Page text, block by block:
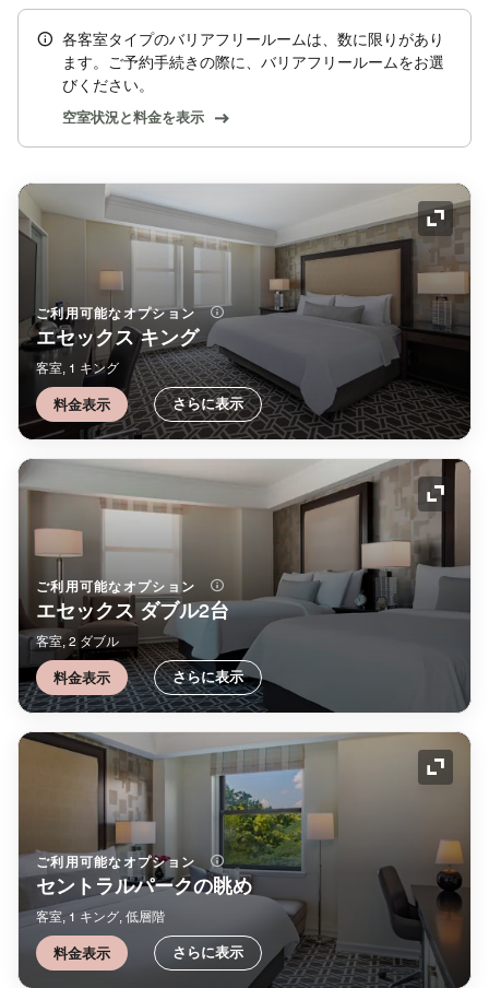
各客室タイプのバリアフリールームは、数に限りがあり
ます。ご予約手続きの際に、バリアフリールームをお選
びください。
空室状況と料金を表示
アイ
ご利用可能なオプション
エセックス キング
客室, 1 キング
料金表示 さらに表示
アイ
ご利用可能なオプション
エセックス ダブル2台
客室, 2 ダブル
料金表示 さらに表示
アイ
ご利用可能なオプション
セントラルパークの眺め
客室, 1 キング, 低層階
料金表示 さらに表示